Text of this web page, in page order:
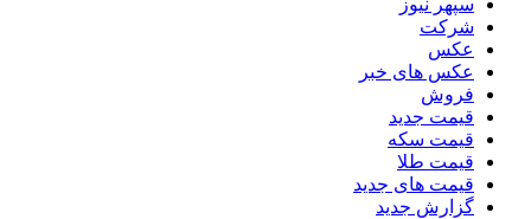
سپهر نیوز
شرکت
عکس
عکس های خبر
فروش
قیمت جدید
قیمت سکه
قیمت طلا
قیمت های جدید
گزارش جدید